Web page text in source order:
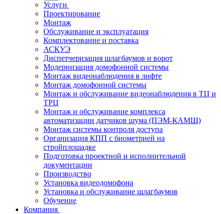
Услуги
Проектирование
Монтаж
Обслуживание и эксплуатация
Комплектование и поставка
АСКУЭ
Диспетчеризация шлагбаумов и ворот
Модернизация домофонной системы
Монтаж видеонаблюдения в лифте
Монтаж домофонной системы
Монтаж и обслуживание видеонаблюдения в ТЦ и
ТРЦ
Монтаж и обслуживание комплекса
автоматизации датчиков шума (ПЭМ-КАМШ)
Монтаж системы контроля доступа
Организация КПП с биометрией на
стройплощадке
Подготовка проектной и исполнительной
документации
Производство
Установка видеодомофона
Установка и обслуживание шлагбаумов
Обучение
Компания